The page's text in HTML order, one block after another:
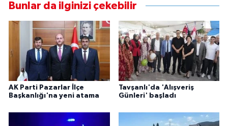
Bunlar da ilginizi çekebilir
AK Parti Pazarlar İlçe
Başkanlığı'na yeni atama
Tavşanlı'da 'Alışveriş
Günleri' başladı